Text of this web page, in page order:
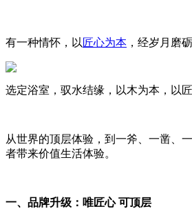
有一种情怀，以 匠心为本 ，经岁月磨
选定浴室，驭水结缘，以木为本，以匠
从世界的顶层体验，到一斧、一凿、
者带来价值生活体验。
一、品牌升级：唯匠心 可顶层